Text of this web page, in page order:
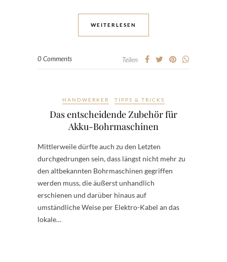
WEITERLESEN
0 Comments Teilen
HANDWERKER TIPPS & TRICKS
Das entscheidende Zubehör für
Akku-Bohrmaschinen
Mittlerweile dürfte auch zu den Letzten
durchgedrungen sein, dass längst nicht mehr zu
den altbekannten Bohrmaschinen gegriffen
werden muss, die äußerst unhandlich
erschienen und darüber hinaus auf
umständliche Weise per Elektro-Kabel an das
lokale…